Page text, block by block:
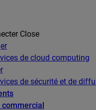
Close
de cloud computing
de sécurité et de